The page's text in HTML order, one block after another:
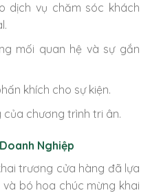
dịch vụ chăm sóc khách
mối quan hệ và sự gắn
khích cho sự kiện.
chương trình tri ân.
Nghiệp
trương cửa hàng đã lựa
bó hoa chúc mừng khai